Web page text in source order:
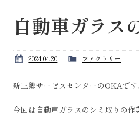
自動車ガラス
2024.04.20 ファクトリー
新三郷サービスセンターのOKAです
今回は自動車ガラスのシミ取りの作